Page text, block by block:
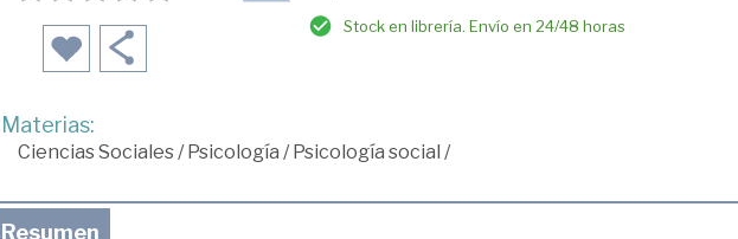
Stock en librería. Envío en 24/48 horas
Materias:
Ciencias Sociales/Psicología /Psicología social /
Resumen